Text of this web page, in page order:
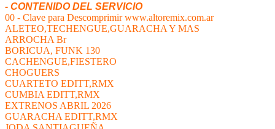
- CONTENIDO DEL SERVICIO
00 - Clave para Descomprimir www.altoremix.com.ar
ALETEO,TECHENGUE,GUARACHA Y MAS
ARROCHA Br
BORICUA, FUNK 130
CACHENGUE,FIESTERO
CHOGUERS
CUARTETO EDITT,RMX
CUMBIA EDITT,RMX
EXTRENOS ABRIL 2026
GUARACHA EDITT,RMX